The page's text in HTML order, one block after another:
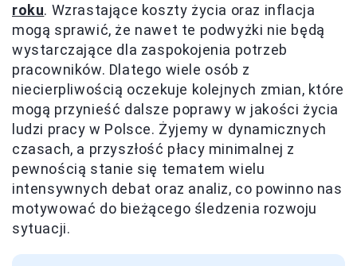
roku. Wzrastające koszty życia oraz inflacja
mogą sprawić, że nawet te podwyżki nie będą
wystarczające dla zaspokojenia potrzeb
pracowników. Dlatego wiele osób z
niecierpliwością oczekuje kolejnych zmian, które
mogą przynieść dalsze poprawy w jakości życia
ludzi pracy w Polsce. Żyjemy w dynamicznych
czasach, a przyszłość płacy minimalnej z
pewnością stanie się tematem wielu
intensywnych debat oraz analiz, co powinno nas
motywować do bieżącego śledzenia rozwoju
sytuacji.